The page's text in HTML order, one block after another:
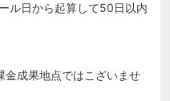
ル日から起算して50日以内
成果地点ではこざいませ